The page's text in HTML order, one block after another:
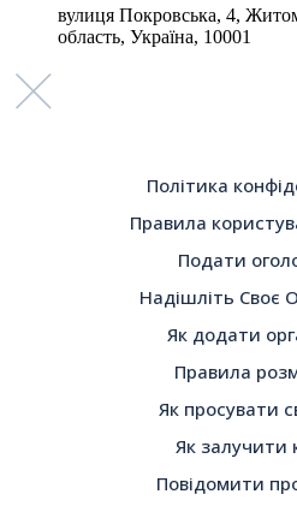
вулиця Покровська, 4,
область, Україна, 10001
Політика
Правила
Подати
Надішліть Своє
Як додати
Правила
Як просувати
Як залучити
Повідомити